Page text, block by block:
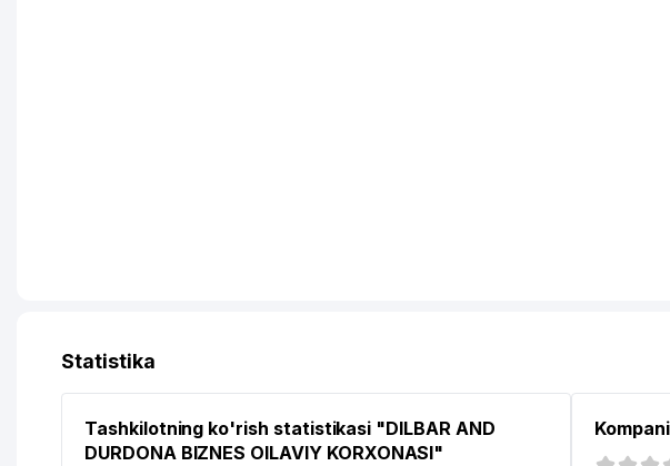
Statistika
Tashkilotning ko'rish statistikasi "DILBAR AND
DURDONA BIZNES OILAVIY KORXONASI"